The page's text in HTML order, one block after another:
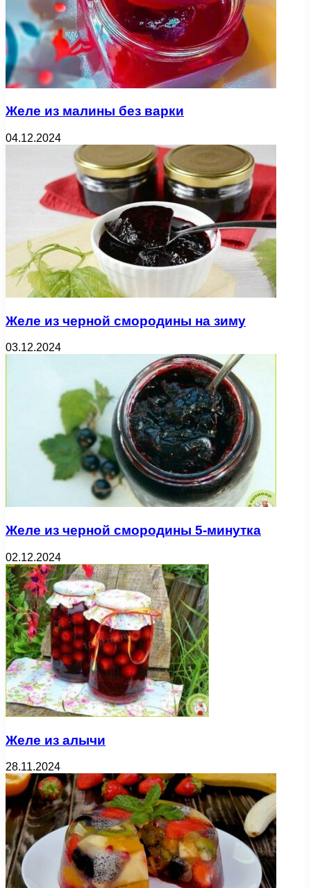
Желе из малины без варки
04.12.2024
Желе из черной смородины на зиму
03.12.2024
Желе из черной смородины 5-минутка
02.12.2024
Желе из алычи
28.11.2024